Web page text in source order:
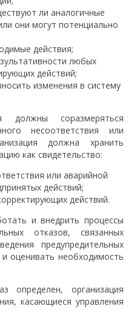
ли аналогичные
они могут потенциально
действия;
любых
действий;
изменения в систему
должны соразмеряться
несоответствия или
должна хранить
как свидетельство:
или аварийной
действий;
действий.
и внедрить процессы
отказов, связанных
предупредительных
оценивать необходимость
определен, организация
касающиеся управления